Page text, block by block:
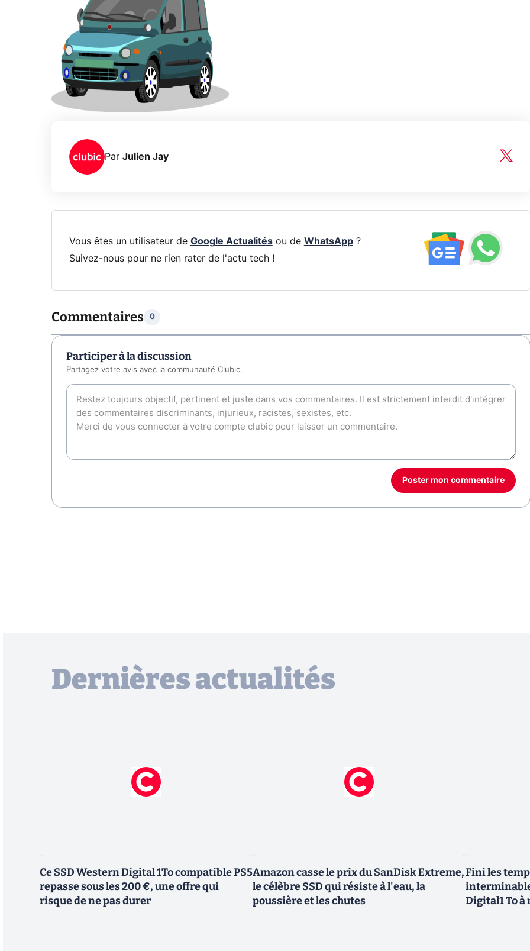
Par Julien Jay
Vous êtes un utilisateur de Google Actualitésou de WhatsApp?
Suivez-nous pour ne rien rater de l'actu tech !
Commentaires 0
Participer à la discussion
Partagez votre avis avec la communauté Clubic.
Poster mon commentaire
Dernières actualités
Ce SSD Western Digital 1To compatible PS5
repasse sous les 200 €, une offre qui
risque de ne pas durer
Amazon casse le prix du SanDisk Extreme,
le célèbre SSD qui résiste à l'eau, la
poussière et les chutes
Fini les
Digital1 To à